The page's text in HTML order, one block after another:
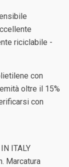
riciclabile -
con
oltre il 15%
con
IN ITALY
Marcatura